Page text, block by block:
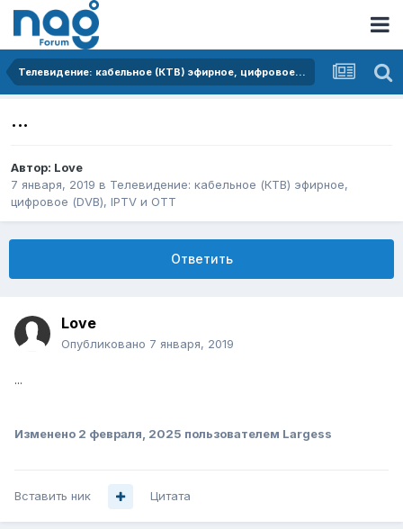
Телевидение: кабельное (КТВ) эфирное, цифровое (DVB), IPTV и OTT
...
Автор: Love
7 января, 2019 в Телевидение: кабельное (КТВ) эфирное,
цифровое (DVB), IPTV и OTT
Ответить
Love
Опубликовано 7 января, 2019
...
Изменено 2 февраля, 2025 пользователем Largess
Вставить ник Цитата